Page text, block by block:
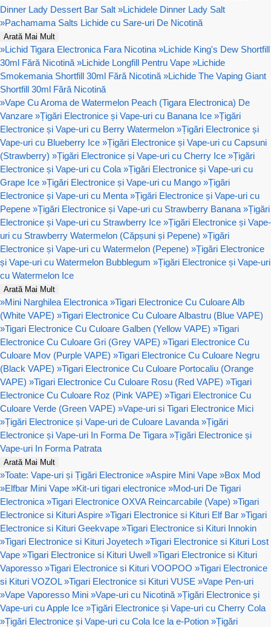
Dinner Lady Dessert Bar Salt »Lichidele Dinner Lady Salt
»Pachamama Salts Lichide cu Sare-uri De Nicotină
Arată Mai Mult
»Lichid Tigara Electronica Fara Nicotina »Lichide King's Dew Shortfill
30ml Fără Nicotină »Lichide Longfill Pentru Vape »Lichide
Smokemania Shortfill 30ml Fără Nicotină »Lichide The Vaping Giant
Shortfill 30ml Fără Nicotină
»Vape Cu Aroma de Watermelon Peach (Tigara Electronica) De
Vanzare »Țigări Electronice și Vape-uri cu Banana Ice »Țigări
Electronice și Vape-uri cu Berry Watermelon »Țigări Electronice și
Vape-uri cu Blueberry Ice »Țigări Electronice și Vape-uri cu Capsuni
(Strawberry) »Țigări Electronice și Vape-uri cu Cherry Ice »Țigări
Electronice și Vape-uri cu Cola »Țigări Electronice și Vape-uri cu
Grape Ice »Țigări Electronice și Vape-uri cu Mango »Țigări
Electronice și Vape-uri cu Menta »Țigări Electronice și Vape-uri cu
Pepene »Țigări Electronice și Vape-uri cu Strawberry Banana »Țigări
Electronice și Vape-uri cu Strawberry Ice »Țigări Electronice și Vape-
uri cu Strawberry Watermelon (Căpșuni și Pepene) »Țigări
Electronice și Vape-uri cu Watermelon (Pepene) »Țigări Electronice
și Vape-uri cu Watermelon Bubblegum »Țigări Electronice și Vape-uri
cu Watermelon Ice
Arată Mai Mult
»Mini Narghilea Electronica »Tigari Electronice Cu Culoare Alb
(White VAPE) »Tigari Electronice Cu Culoare Albastru (Blue VAPE)
»Tigari Electronice Cu Culoare Galben (Yellow VAPE) »Tigari
Electronice Cu Culoare Gri (Grey VAPE) »Tigari Electronice Cu
Culoare Mov (Purple VAPE) »Tigari Electronice Cu Culoare Negru
(Black VAPE) »Tigari Electronice Cu Culoare Portocaliu (Orange
VAPE) »Tigari Electronice Cu Culoare Rosu (Red VAPE) »Tigari
Electronice Cu Culoare Roz (Pink VAPE) »Tigari Electronice Cu
Culoare Verde (Green VAPE) »Vape-uri si Tigari Electronice Mici
»Țigări Electronice și Vape-uri de Culoare Lavanda »Țigări
Electronice și Vape-uri In Forma De Tigara »Țigări Electronice și
Vape-uri In Forma Patrata
Arată Mai Mult
»Toate: Vape-uri și Țigări Electronice »Aspire Mini Vape »Box Mod
»Elfbar Mini Vape »Kit-uri tigari electronice »Mod-uri De Tigari
Electronica »Tigari Electronice OXVA Reincarcabile (Vape) »Tigari
Electronice si Kituri Aspire »Tigari Electronice si Kituri Elf Bar »Tigari
Electronice si Kituri Geekvape »Tigari Electronice si Kituri Innokin
»Tigari Electronice si Kituri Joyetech »Tigari Electronice si Kituri Lost
Vape »Tigari Electronice si Kituri Uwell »Tigari Electronice si Kituri
Vaporesso »Tigari Electronice si Kituri VOOPOO »Tigari Electronice
si Kituri VOZOL »Tigari Electronice si Kituri VUSE »Vape Pen-uri
»Vape Vaporesso Mini »Vape-uri cu Nicotină »Țigări Electronice și
Vape-uri cu Apple Ice »Țigări Electronice și Vape-uri cu Cherry Cola
»Țigări Electronice și Vape-uri cu Cola Ice la e-Potion »Țigări